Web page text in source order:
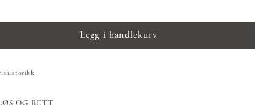
Legg i handlekurv